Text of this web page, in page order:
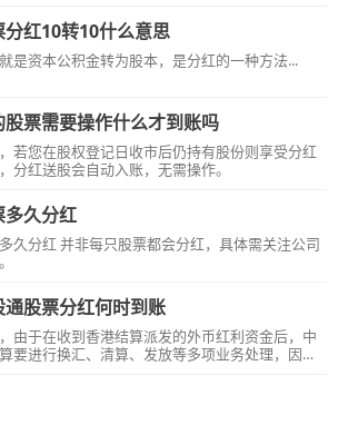
分红10转10什么意思
是资本公积金转为股本，是分红的一种方法...
股票需要操作什么才到账吗
若您在股权登记日收市后仍持有股份则享受分红
分红送股会自动入账，无需操作。
多久分红
久分红 并非每只股票都会分红，具体需关注公司
通股票分红何时到账
由于在收到香港结算派发的外币红利资金后，中
要进行换汇、清算、发放等多项业务处理，因此